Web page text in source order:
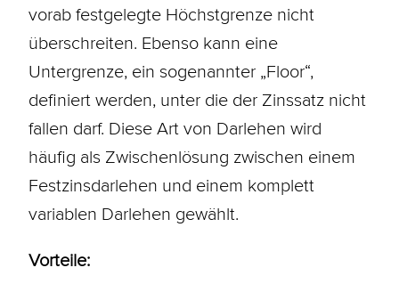
vorab festgelegte Höchstgrenze nicht
überschreiten. Ebenso kann eine
Untergrenze, ein sogenannter „Floor“,
definiert werden, unter die der Zinssatz nicht
fallen darf. Diese Art von Darlehen wird
häufig als Zwischenlösung zwischen einem
Festzinsdarlehen und einem komplett
variablen Darlehen gewählt.
Vorteile: